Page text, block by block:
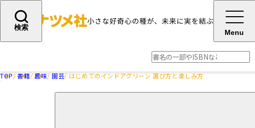
検索
Menu
TOP 書籍 趣味 園芸 はじめてのインドアグリーン 選び方と楽しみ方